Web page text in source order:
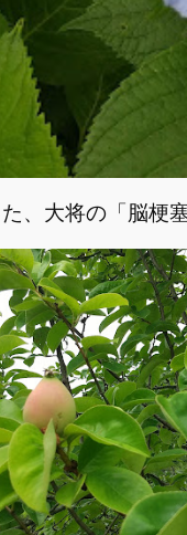
、大将の「脳梗